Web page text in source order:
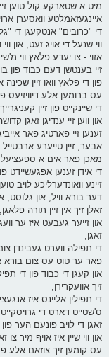
מיט א שטארקע קול טוען
איינגעזאמלטע וואסערן
די "כרובים" אנטקעגן די
ווי שנעל די אויג זעט, און
אזוי - צו יעדע פלאץ ווי
זיי בענטשן דעם כבוד פון
פון די פלאץ וואו זיין
עס ברומען אלע דיוויזיעס
די שיינקייט פון זיין
און ווען זיי ענדיגן זאגן
זענען זיי פארטיג פאר
אבער, זיין טייערע
מאכן פאר אים א
די אידן זענען אפגעשיידט
זיינע וואונדערליכע לויב
דער בורא וויל, און גלוסט,
זאלן זיך אין זיין תורה פלאגן,
און זייער געבעט איז ער
זאגן,
די תפילה ווערט געבינדן
פאר ער טוט עס צום בורא
און קעגן די כבוד פון די
זיך אוועקרירן,
די תפילין אליינס איז
ס'שטייט דארט די
זאגן די לויב פונעם הער פון
און ווי שיין איז אויף מיר
עס קומען זיך צוזאם אלע